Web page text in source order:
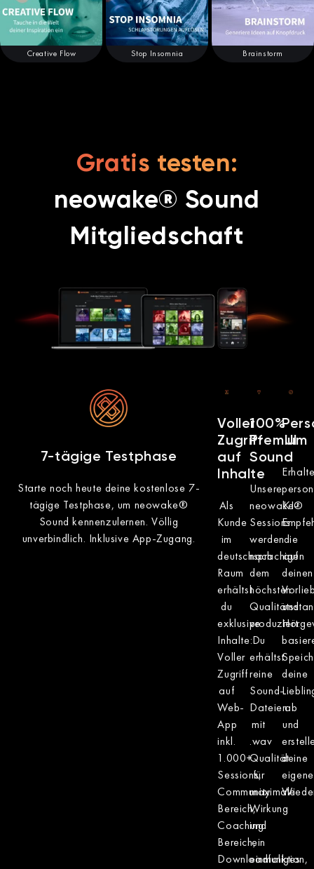
Creative Flow Stop Insomnia Brainstorm
Gratis testen:
neowake® Sound
Mitgliedschaft
7-tägige Testphase
Starte noch heute deine kostenlose 7-
tägige Testphase, um neowake®
Sound kennenzulernen. Völlig
unverbindlich. Inklusive App-Zugang.
Voller
Zugriff
auf
Inhalte
Als
Kunde
im
deutschsprachigen
Raum
erhältst
du
exklusive
Inhalte:
Voller
Zugriff
auf
Web-
App
inkl.
1.000+
Sessions,
Community
Bereich,
Coaching
Bereich,
Downloadfunktion,
100%
Premium
Sound
Unsere
neowake®
Sessions
werden
nach
dem
höchsten
produziert.
Du
erhältst
reine
Sound-
Dateien
mit
.wav
Qualität
für
maximale
Wirkung
und
ein
einmaliges
UI
KI-
die
auf
deinen
und
deine
ab
und
deine